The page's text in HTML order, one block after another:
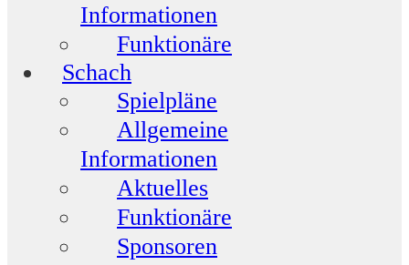
Informationen
Funktionäre
Schach
Spielpläne
Allgemeine
Informationen
Aktuelles
Funktionäre
Sponsoren